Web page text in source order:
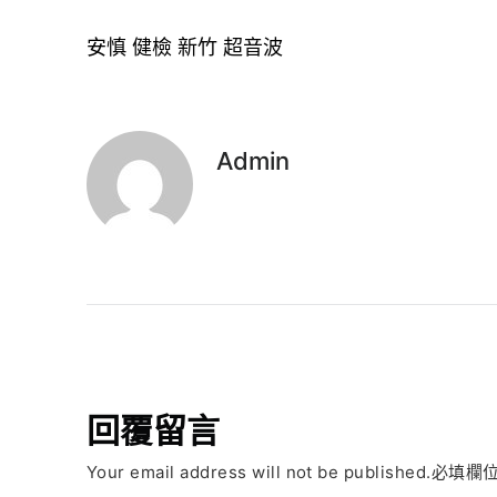
安慎 健檢 新竹 超音波
Admin
回覆留言
Your email address will not be published.必填欄